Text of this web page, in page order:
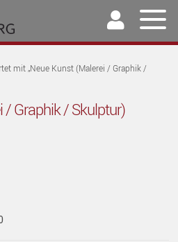
mit „Neue Kunst (Malerei / Graphik /
/ Graphik / Skulptur)